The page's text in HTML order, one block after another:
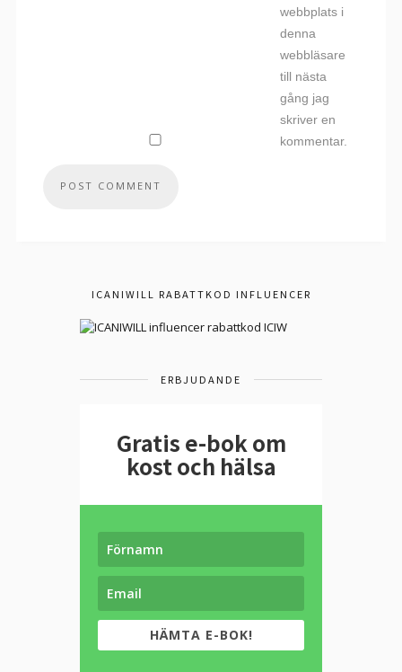
webbplats i
denna
webbläsare
till nästa
gång jag
skriver en
kommentar.
ICANIWILL RABATTKOD INFLUENCER
ERBJUDANDE
Gratis e-bok om
kost och hälsa
HÄMTA E-BOK!